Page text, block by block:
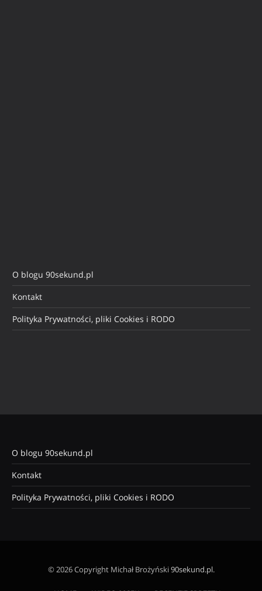
O blogu 90sekund.pl
Kontakt
Polityka Prywatności, pliki Cookies i RODO
O blogu 90sekund.pl
Kontakt
Polityka Prywatności, pliki Cookies i RODO
© 2026 Copyright Michał Brożyński90sekund.pl.